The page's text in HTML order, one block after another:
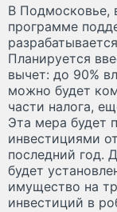
В Подмосковье,
программе
Планируется
вычет: до 90%
можно будет
части налога,
Эта мера будет
инвестициями
последний год.
будет
имущество на
инвестиций в